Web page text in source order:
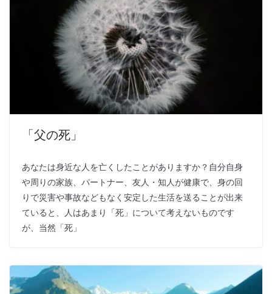
「父の死」
あなたは身近な人を亡くしたことがありますか？自分自身
や周りの家族、パートナー、友人・知人が健康で、身の回
りで災害や事故などもなく安定した生活を送ることが出来
ていると、人はあまり「死」について考えないものです
が、当然「死」